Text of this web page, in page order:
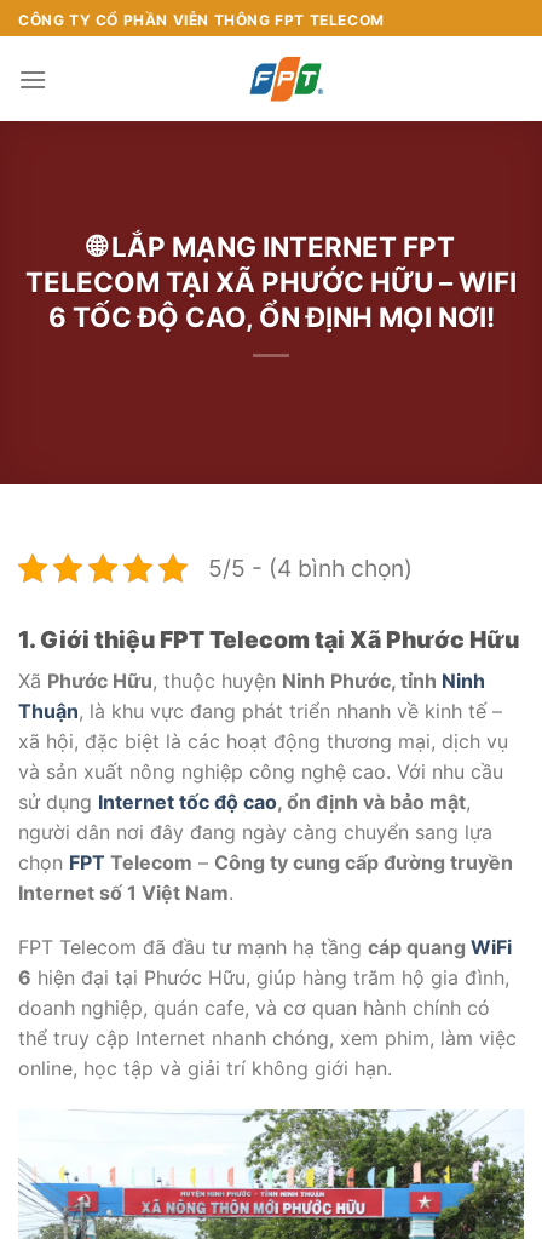
Chuyển
đến
nội
CÔNG TY CỔ PHẦN VIỄN THÔNG FPT TELECOM
🌐 LẮP MẠNG INTERNET FPT
TELECOM TẠI XÃ PHƯỚC HỮU – WIFI
6 TỐC ĐỘ CAO, ỔN ĐỊNH MỌI NƠI!
5/5 - (4 bình chọn)
1. Giới thiệu FPT Telecom tại Xã Phước Hữu
Xã Phước Hữu, thuộc huyện Ninh Phước, tỉnh Ninh
Thuận, là khu vực đang phát triển nhanh về kinh tế –
xã hội, đặc biệt là các hoạt động thương mại, dịch vụ
và sản xuất nông nghiệp công nghệ cao. Với nhu cầu
sử dụng Internet tốc độ cao, ổn định và bảo mật,
người dân nơi đây đang ngày càng chuyển sang lựa
chọn FPT Telecom – Công ty cung cấp đường truyền
Internet số 1 Việt Nam.
FPT Telecom đã đầu tư mạnh hạ tầng cáp quang WiFi
6 hiện đại tại Phước Hữu, giúp hàng trăm hộ gia đình,
doanh nghiệp, quán cafe, và cơ quan hành chính có
thể truy cập Internet nhanh chóng, xem phim, làm việc
online, học tập và giải trí không giới hạn.